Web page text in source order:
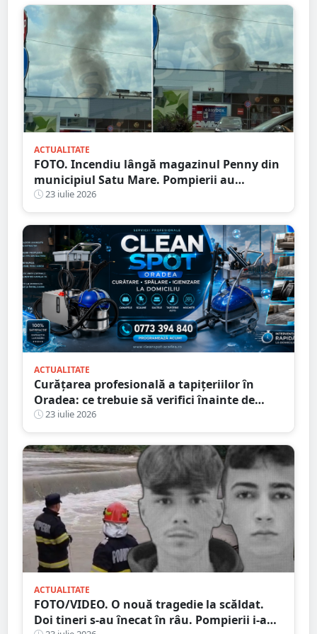
ACTUALITATE
FOTO. Incendiu lângă magazinul Penny din
municipiul Satu Mare. Pompierii au
intervenit rapid
23 iulie 2026
ACTUALITATE
Curățarea profesională a tapițeriilor în
Oradea: ce trebuie să verifici înainte de
programare
23 iulie 2026
ACTUALITATE
FOTO/VIDEO. O nouă tragedie la scăldat.
Doi tineri s-au înecat în râu. Pompierii i-au